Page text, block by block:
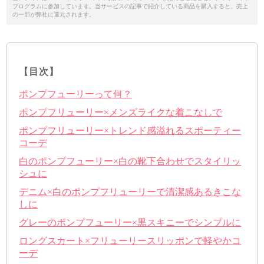
プログラムに参加しています。当サービスの記事で紹介している商品を購入すると、売上
の一部が弊社に還元されます。
【目次】
ポンプフューリーって何？
ポンプフリューリー×メンズライクな着こなしで
ポンプフリューリー×トレンド感溢れるスポーティー
コーデ
白のポンプフューリー×白の靴下合わせでスタイリッ
シュに
デニム×白のポンプフリューリーで清潔感あるきこな
しに
グレーのポンプフューリー×黒スキニーでシンプルに
ロングスカート×フリューリースリッポンで軽やかコ
ーデ